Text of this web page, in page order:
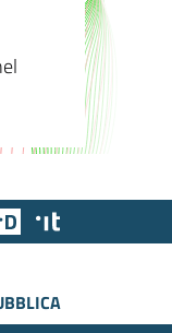
Team Digitale